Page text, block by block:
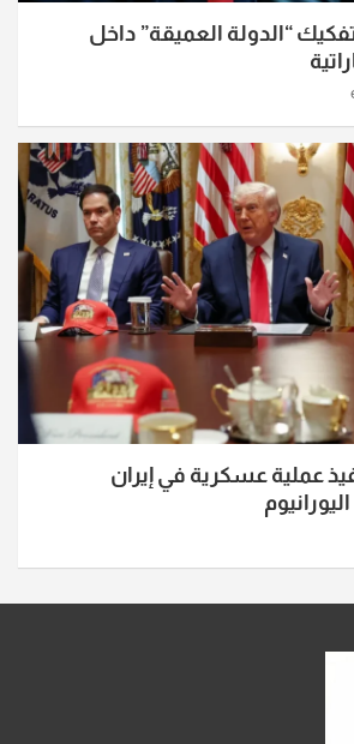
“الدولة العميقة” داخل
عملية عسكرية في إيران